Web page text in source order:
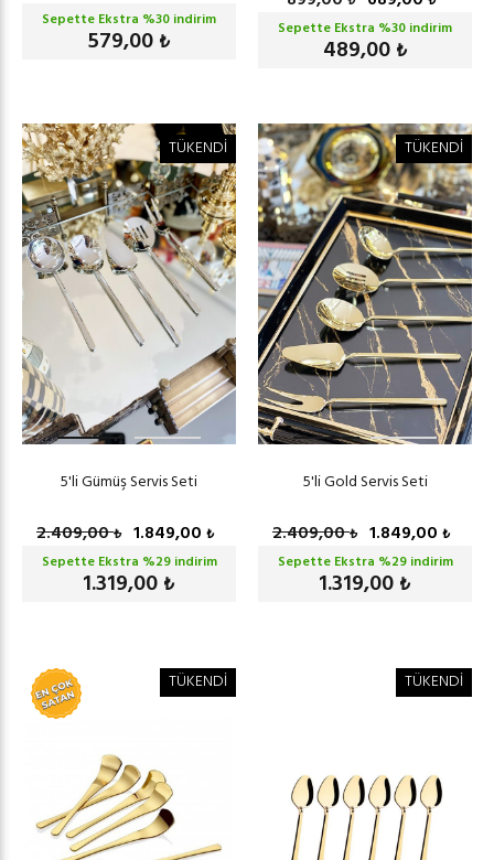
Sepette Ekstra %30 indirim
579,00 ₺ Sepette Ekstra %30 indirim
489,00 ₺
TÜKENDİ
5'li Gümüş Servis Seti
2.409,00₺ 1.849,00 ₺
Sepette Ekstra %29indirim
1.319,00 ₺
TÜKENDİ
5'li Gold Servis Seti
2.409,00₺ 1.849,00 ₺
Sepette Ekstra %29indirim
1.319,00 ₺
TÜKENDİ TÜKENDİ